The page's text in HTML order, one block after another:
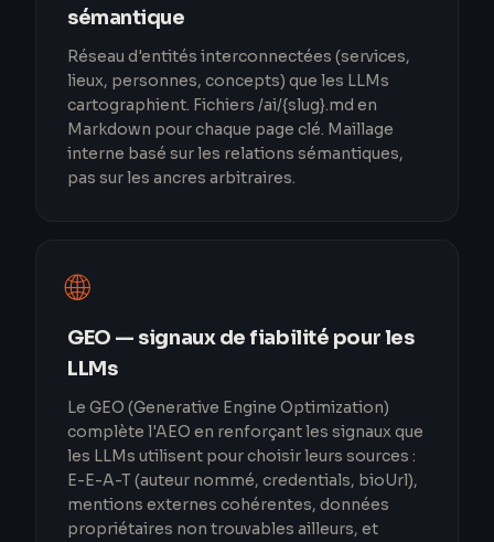
sémantique
Réseau d'entités interconnectées (services,
lieux, personnes, concepts) que les LLMs
cartographient. Fichiers /ai/{slug}.md en
Markdown pour chaque page clé. Maillage
interne basé sur les relations sémantiques,
pas sur les ancres arbitraires.
🌐
GEO — signaux de fiabilité pour les
LLMs
Le GEO (Generative Engine Optimization)
complète l'AEO en renforçant les signaux que
les LLMs utilisent pour choisir leurs sources :
E-E-A-T (auteur nommé, credentials, bioUrl),
mentions externes cohérentes, données
propriétaires non trouvables ailleurs, et